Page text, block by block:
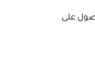
للحصول على